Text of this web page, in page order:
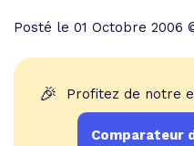
Posté le 01 Octobre 2006
🎉 Profitez de notre
Comparateur